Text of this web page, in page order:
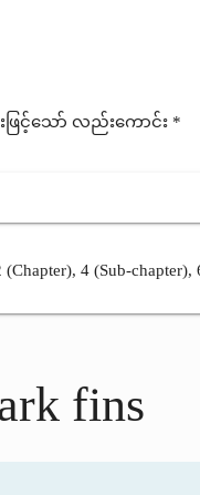
ြင့်သော် လည်းကောင်း *
4 (Sub-
fins